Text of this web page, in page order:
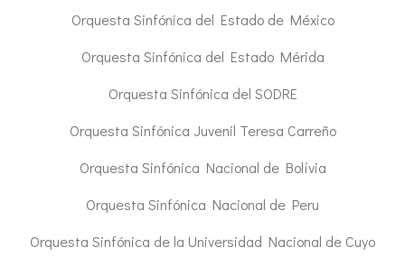
Orquesta Sinfónica del Estado de México
Orquesta Sinfónica del Estado Mérida
Orquesta Sinfónica del SODRE
Orquesta Sinfónica Juvenil Teresa Carreño
Orquesta Sinfónica Nacional de Bolívia
Orquesta Sinfónica Nacional de Peru
Orquesta Sinfónica de la Universidad Nacional de Cuyo